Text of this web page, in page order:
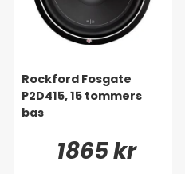
Rockford Fosgate
P2D415, 15 tommers
bas
1865 kr